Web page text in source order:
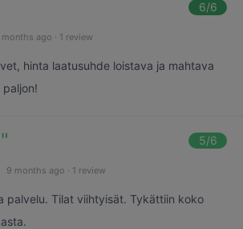
6/6
months ago · 1 review
hinta laatusuhde loistava ja mahtava
" 5/6
9 months ago · 1 review
palvelu. Tilat viihtyisät. Tykättiin koko